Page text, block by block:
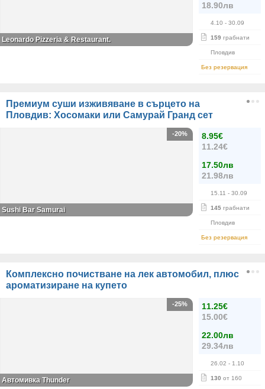
18.90лв
4.10 - 30.09
159 грабнати
Пловдив
Без резервация
Leonardo Pizzeria & Restaurant.
Премиум суши изживяване в сърцето на
Пловдив: Хосомаки или Самурай Гранд сет
8.95€
11.24€
17.50лв
21.98лв
15.11 - 30.09
145 грабнати
Пловдив
Без резервация
-20%
Sushi Bar Samurai
Комплексно почистване на лек автомобил, плюс
ароматизиране на купето
11.25€
15.00€
22.00лв
29.34лв
26.02 - 1.10
130 от 160
-25%
Автомивка Thunder